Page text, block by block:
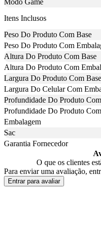
Modo Game
Itens Inclusos
Peso Do Produto Com Base
Peso Do Produto Com
Altura Do Produto Com Base
Altura Do Produto Com
Largura Do Produto Com Base
Largura Do Celular Com
Profundidade Do Produto
Profundidade Do Produto Com
Embalagem
Sac
Garantia Fornecedor
O que os clientes
Para enviar uma avaliação,
Entrar para avaliar